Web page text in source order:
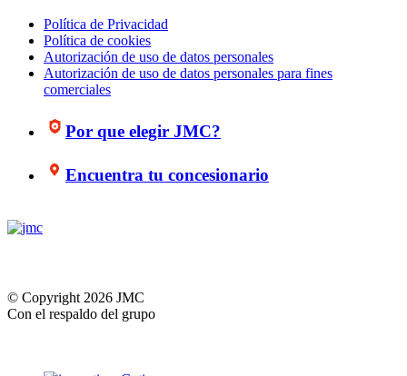
Política de Privacidad
Política de cookies
Autorización de uso de datos personales
Autorización de uso de datos personales para fines
comerciales
Por que elegir JMC?
Encuentra tu concesionario
© Copyright 2026 JMC
Con el respaldo del grupo